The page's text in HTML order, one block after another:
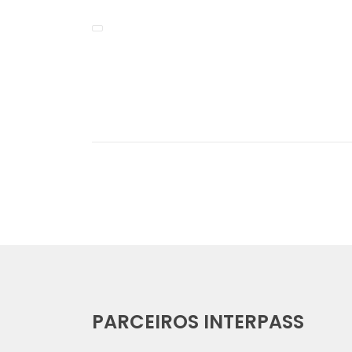
PARCEIROS INTERPASS